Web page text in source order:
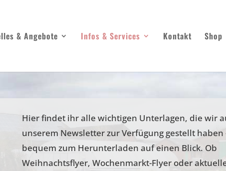
& Angebote Infos & Services Kontakt Shop
Hier findet ihr alle wichtigen Unterlagen, die wir
unserem Newsletter zur Verfügung gestellt haben
bequem zum Herunterladen auf einen Blick. Ob
Weihnachtsflyer, Wochenmarkt-Flyer oder